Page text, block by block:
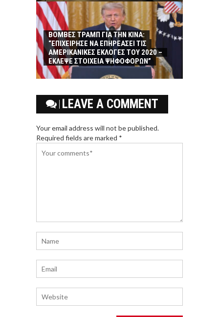
ΒΟΜΒΕΣ ΤΡΑΜΠ ΓΙΑ ΤΗΝ ΚΙΝΑ:
“ΕΠΙΧΕΙΡΗΣΕ ΝΑ ΕΠΗΡΕΑΣΕΙ ΤΙΣ
ΑΜΕΡΙΚΑΝΙΚΕΣ ΕΚΛΟΓΕΣ ΤΟΥ 2020 –
ΕΚΛΕΨΕ ΣΤΟΙΧΕΙΑ ΨΗΦΟΦΟΡΩΝ”
LEAVE A COMMENT
Your email address will not be published.
Required fields are marked *